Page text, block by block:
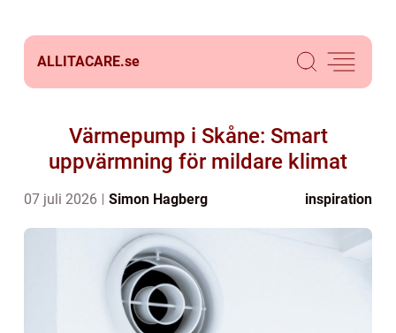
ALLITACARE.se
Värmepump i Skåne: Smart
uppvärmning för mildare klimat
07 juli 2026 Simon Hagberg inspiration